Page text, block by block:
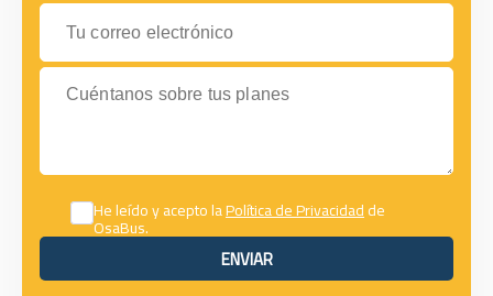
Tu correo electrónico
Cuéntanos sobre tus planes
He leído y acepto laPolítica de Privacidadde
OsaBus.
ENVIAR
ENVIAR